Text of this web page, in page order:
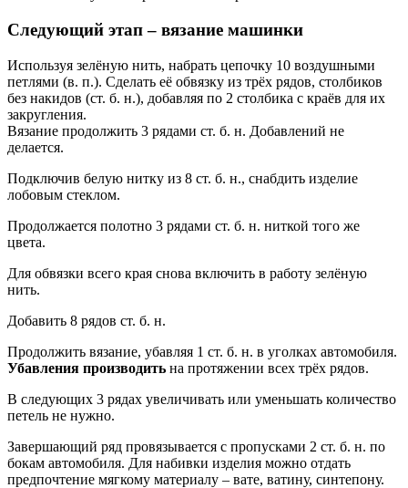
Следующий этап – вязание машинки
Используя зелёную нить, набрать цепочку 10 воздушными
петлями (в. п.). Сделать её обвязку из трёх рядов, столбиков
без накидов (ст. б. н.), добавляя по 2 столбика с краёв для их
закругления.
Вязание продолжить 3 рядами ст. б. н. Добавлений не
делается.
Подключив белую нитку из 8 ст. б. н., снабдить изделие
лобовым стеклом.
Продолжается полотно 3 рядами ст. б. н. ниткой того же
цвета.
Для обвязки всего края снова включить в работу зелёную
нить.
Добавить 8 рядов ст. б. н.
Продолжить вязание, убавляя 1 ст. б. н. в уголках автомобиля.
Убавления производить на протяжении всех трёх рядов.
В следующих 3 рядах увеличивать или уменьшать количество
петель не нужно.
Завершающий ряд провязывается с пропусками 2 ст. б. н. по
бокам автомобиля. Для набивки изделия можно отдать
предпочтение мягкому материалу – вате, ватину, синтепону.